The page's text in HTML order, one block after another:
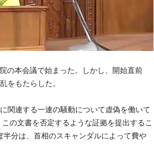
の本会議で始まった。しかし、開始直前
をもたらした。
関連する一連の騒動について虚偽を働いて
の文書を否定するような証拠を提出するこ
分は、首相のスキャンダルによって費や